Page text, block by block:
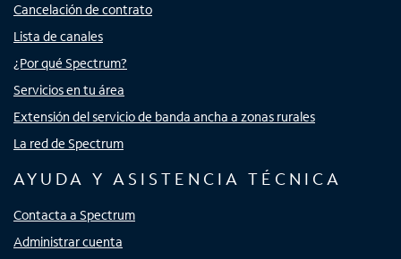
Cancelación de contrato
Lista de canales
¿Por qué Spectrum?
Servicios en tu área
Extensión del servicio de banda ancha a zonas rurales
La red de Spectrum
AYUDA Y ASISTENCIA TÉCNICA
Contacta a Spectrum
Administrar cuenta